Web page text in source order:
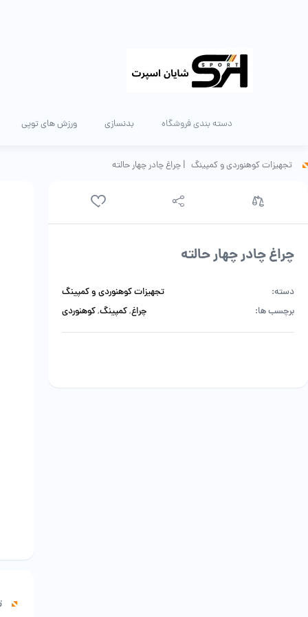
دسته بندی فروشگاه بدنسازی ورزش های توپی
تجهیزات کوهنوردی و کمپینگ | چراغ چادر چهار حالته
چراغ چادر چهار حالته
دسته:
تجهیزات کوهنوردی و کمپینگ
برچسب ها:
چراغ,کمپینگ,کوهنوردی